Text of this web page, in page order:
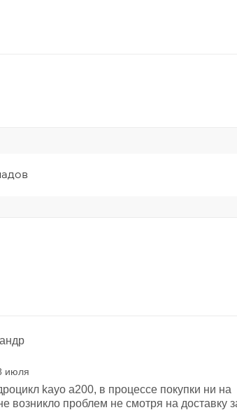
июля
kayo a200, в процессе покупки ни на
возникло проблем не смотря на доставку